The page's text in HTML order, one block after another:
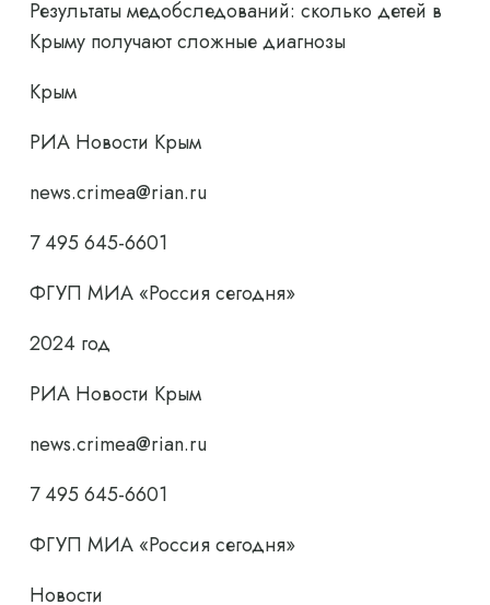
Результаты медобследований: сколько детей в
Крыму получают сложные диагнозы
Крым
РИА Новости Крым
news.crimea@rian.ru
7 495 645-6601
ФГУП МИА «Россия сегодня»
2024 год
РИА Новости Крым
news.crimea@rian.ru
7 495 645-6601
ФГУП МИА «Россия сегодня»
Новости